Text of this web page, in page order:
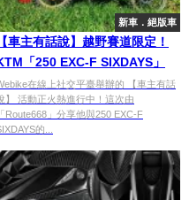
新車．絕版車
【車主有話說】越野賽道限定！
「250 EXC-F SIXDAYS」
在線上社交平臺舉辦的 【車主有話
】 活動正火熱進行中！這次由
「Route668」分享他與250 EXC-F
的...